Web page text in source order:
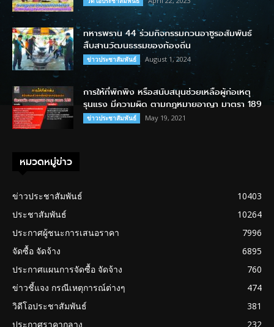
ทหารพราน 44 ร่วมกิจกรรมกวนอาซูรอสัมพันธ์
สืบสานวัฒนธรรมของท้องถิ่น
ข่าวประชาสัมพันธ์ August 1, 2024
การให้ที่พักพิง หรือสนับสนุนช่วยเหลือผู้ก่อเหตุ
รุนแรง มีความผิด ตามกฎหมายอาญา มาตรา 189
ข่าวประชาสัมพันธ์ May 19, 2021
หมวดหมู่ข่าว
ข่าวประชาสัมพันธ์
10403
ประชาสัมพันธ์
10264
ประกาศผู้ชนะการเสนอราคา
7996
จัดซื้อ จัดจ้าง
6895
ประกาศแผนการจัดซื้อ จัดจ้าง
760
ข่าวชี้แจง กรณีเหตุการณ์ต่างๆ
474
วิดีโอประชาสัมพันธ์
381
ประกาศราคากลาง
232